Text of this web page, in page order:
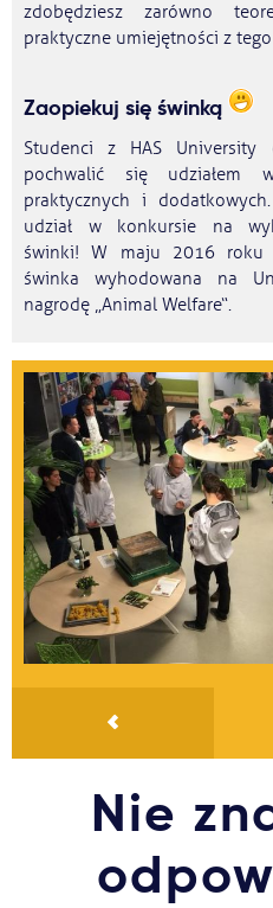
zdobędziesz zarówno
praktyczne umiejętności z
Zaopiekuj się świnką
Studenci z HAS University
pochwalić się udziałem
praktycznych i
udział w konkursie na
świnki! W maju 2016 roku
świnka wyhodowana na
nagrodę „Animal Welfare“.
Nie